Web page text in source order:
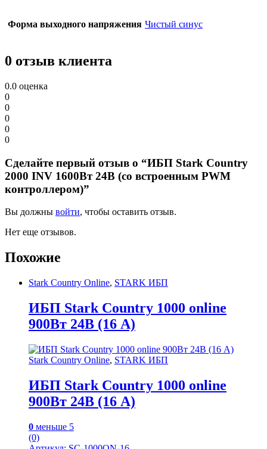
Форма выходного напряжения Чистый синус
0 отзыв клиента
0.0 оценка
0
0
0
0
0
Сделайте первый отзыв о “ИБП Stark Country
2000 INV 1600Вт 24В (со встроенным PWM
контроллером)”
Вы должны войти, чтобы оставить отзыв.
Нет еще отзывов.
Похожие
Stark Country Online, STARK ИБП
ИБП Stark Country 1000 online
900Вт 24В (16 А)
Stark Country Online, STARK ИБП
ИБП Stark Country 1000 online
900Вт 24В (16 А)
0 меньше 5
(0)